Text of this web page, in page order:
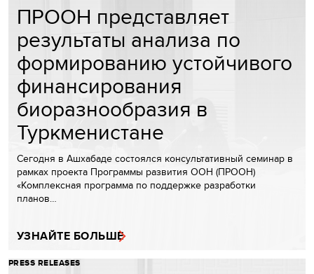
ПРООН представляет
результаты анализа по
формированию устойчивого
финансирования
биоразнообразия в
Туркменистане
Сегодня в Ашхабаде состоялся консультативный семинар в
рамках проекта Программы развития ООН (ПРООН)
«Комплексная программа по поддержке разработки
планов…
УЗНАЙТЕ БОЛЬШЕ
PRESS RELEASES